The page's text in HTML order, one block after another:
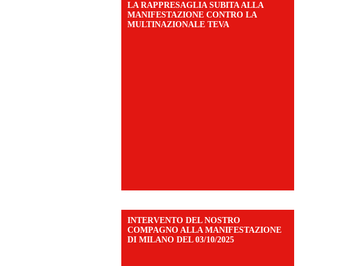
LA RAPPRESAGLIA SUBITA ALLA
MANIFESTAZIONE CONTRO LA
MULTINAZIONALE TEVA
INTERVENTO DEL NOSTRO
COMPAGNO ALLA MANIFESTAZIONE
DI MILANO DEL 03/10/2025